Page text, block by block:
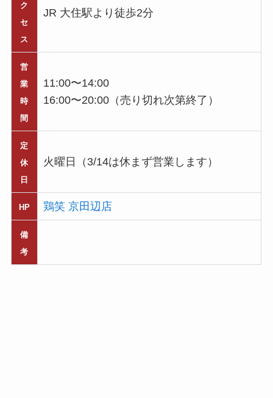
ク
セ
ス
JR 大住駅より徒歩2分
営
業
時
間
11:00〜14:00
16:00〜20:00（売り切れ次第終了）
定
休
日
火曜日（3/14は休まず営業します）
HP 鶏笑 京田辺店
備
考